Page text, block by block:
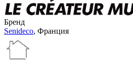
Бренд
Senideco, Франция